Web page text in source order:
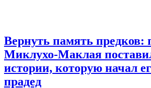
Вернуть память предков:
Миклухо-Маклая
истории, которую начал
прадед